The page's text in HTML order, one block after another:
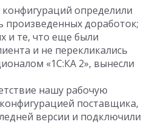
определили
произведенных доработок;
и те, что еще были
и не перекликались
«1С:КА 2», вынесли
нашу рабочую
поставщика,
версии и подключили